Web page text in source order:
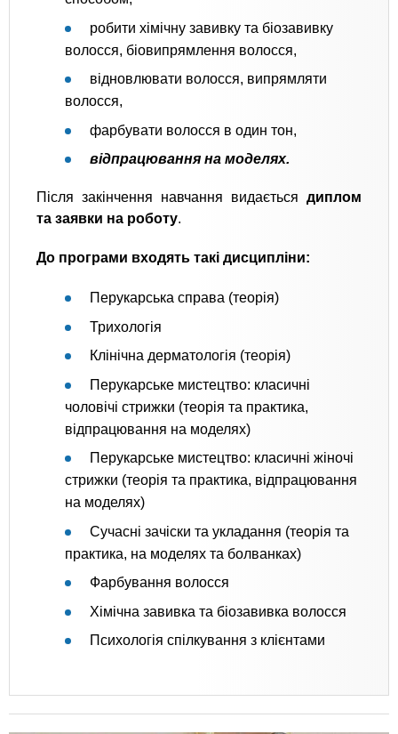
робити хімічну завивку та біозавивку
волосся, біовипрямлення волосся,
відновлювати волосся, випрямляти
волосся,
фарбувати волосся в один тон,
відпрацювання на моделях.
Після закінчення навчання видається диплом
та заявки на роботу.
До програми входять такі дисципліни:
Перукарська справа (теорія)
Трихологія
Клінічна дерматологія (теорія)
Перукарське мистецтво: класичні
чоловічі стрижки (теорія та практика,
відпрацювання на моделях)
Перукарське мистецтво: класичні жіночі
стрижки (теорія та практика, відпрацювання
на моделях)
Сучасні зачіски та укладання (теорія та
практика, на моделях та болванках)
Фарбування волосся
Хімічна завивка та біозавивка волосся
Психологія спілкування з клієнтами